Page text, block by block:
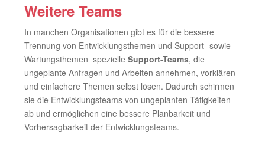
Weitere Teams
In manchen Organisationen gibt es für die bessere
Trennung von Entwicklungsthemen und Support- sowie
Wartungsthemen spezielle Support-Teams, die
ungeplante Anfragen und Arbeiten annehmen, vorklären
und einfachere Themen selbst lösen. Dadurch schirmen
sie die Entwicklungsteams von ungeplanten Tätigkeiten
ab und ermöglichen eine bessere Planbarkeit und
Vorhersagbarkeit der Entwicklungsteams.